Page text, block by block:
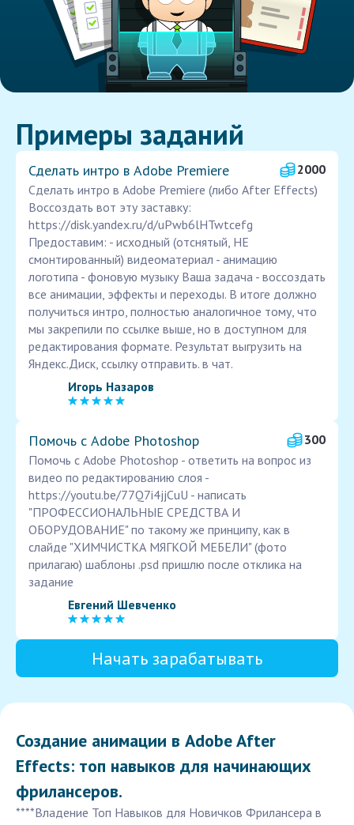
Примеры заданий
Сделать интро в Adobe Premiere
2000
Сделать интро в Adobe Premiere (либо After Effects)
Воссоздать вот эту заставку:
https://disk.yandex.ru/d/uPwb6lHTwtcefg
Предоставим: - исходный (отснятый, НЕ
смонтированный) видеоматериал - анимацию
логотипа - фоновую музыку Ваша задача - воссоздать
все анимации, эффекты и переходы. В итоге должно
получиться интро, полностью аналогичное тому, что
мы закрепили по ссылке выше, но в доступном для
редактирования формате. Результат выгрузить на
Яндекс.Диск, ссылку отправить. в чат.
Игорь Назаров
Помочь с Adobe Photoshop
300
Помочь с Adobe Photoshop - ответить на вопрос из
видео по редактированию слоя -
https://youtu.be/77Q7i4jjCuU - написать
"ПРОФЕССИОНАЛЬНЫЕ СРЕДСТВА И
ОБОРУДОВАНИЕ" по такому же принципу, как в
слайде "ХИМЧИСТКА МЯГКОЙ МЕБЕЛИ" (фото
прилагаю) шаблоны .psd пришлю после отклика на
задание
Евгений Шевченко
Начать зарабатывать
Создание анимации в Adobe After
Effects: топ навыков для начинающих
фрилансеров.
****Владение Топ Навыков для Новичков Фрилансера в